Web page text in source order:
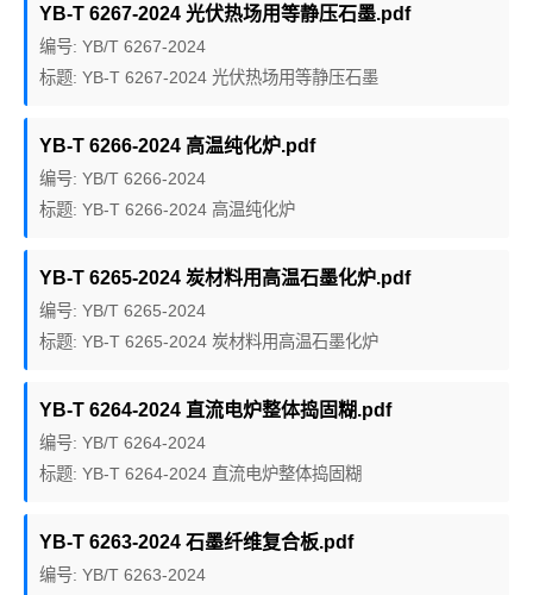
YB-T 6267-2024 光伏热场用等静压石墨.pdf
编号: YB/T 6267-2024
标题: YB-T 6267-2024 光伏热场用等静压石墨
YB-T 6266-2024 高温纯化炉.pdf
编号: YB/T 6266-2024
标题: YB-T 6266-2024 高温纯化炉
YB-T 6265-2024 炭材料用高温石墨化炉.pdf
编号: YB/T 6265-2024
标题: YB-T 6265-2024 炭材料用高温石墨化炉
YB-T 6264-2024 直流电炉整体捣固糊.pdf
编号: YB/T 6264-2024
标题: YB-T 6264-2024 直流电炉整体捣固糊
YB-T 6263-2024 石墨纤维复合板.pdf
编号: YB/T 6263-2024